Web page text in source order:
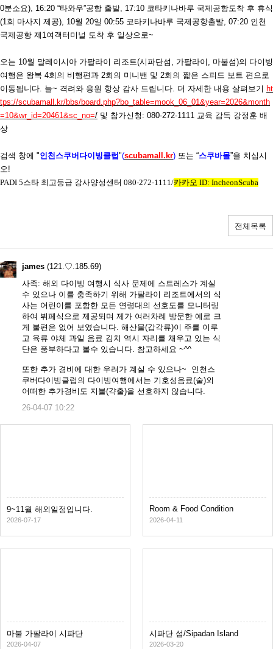
0분소요), 16:20 “타와우”공항 출발, 17:10 코타키나바루 국제공항도착 후 휴식
(1회 마사지 제공), 10월 20일 00:55 코타키나바루 국제공항출발, 07:20 인천
국제공항 제 1여객터미널 도착 후 일상으로~
오는 10월 말레이시아 가팔라이 리조트(시파단섬 , 가팔라이 , 마불섬)의 다이빙
여행은 왕복 4회의 비행편과 2회의 미니밴 및 2회의 짧은 스피드 보트 편으로
이동됩니다. 늘~ 격려와 응원 항상 감사 드립니다. 더 자세한 내용 살펴보기 ht
tps://scubamall.kr/bbs/board.php?bo_table=mook_06_01&year=2026&month
=10&wr_id=20461&sc_no=/ 및 참가신청 : 080-272-1111 교육 감독 강정훈 배
상
검색 창에 "인천스쿠버다이빙클럽 "(scubamall.kr) 또는 “스쿠바몰”을 치십시
오!
PADI 5스타 최고등급 강사양성센터 080-272-1111/카카오 ID: IncheonScuba
전체목록
james (121.♡.185.69)
사족: 해외 다이빙 여행시 식사 문제에 스트레스가 계실
수 있으나 이를 충족하기 위해 가팔라이 리조트에서의 식
사는 어린이를 포함한 모든 연령대의 선호도를 모니터링
하여 뷔페식으로 제공되며 제가 여러차례 방문한 예로 크
게 불편은 없어 보였습니다. 해산물(갑각류)이 주를 이루
고 육류 야체 과일 음료 김치 역시 자리를 채우고 있는 식
단은 풍부하다고 볼수 있습니다. 참고하세요 ~^^
또한 추가 경비에 대한 우려가 계실 수 있으나~ 인천스
쿠버다이빙클럽의 다이빙여행에서는 기호성음료(술)외
어떠한 추가경비도 지불(갹출)을 선호하지 않습니다.
26-04-07 10:22
9~11월 해외일정입니다.
2026-07-17
Room & Food Condition
2026-04-11
마불 가팔라이 시파단
2026-04-07
시파단 섬/Sipadan Island
2026-03-20